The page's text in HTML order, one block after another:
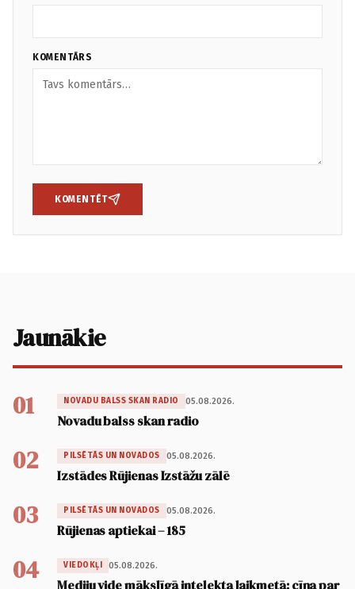
KOMENTĀRS
KOMENTĒT
Jaunākie
01 NOVADU BALSS SKAN RADIO 05.08.2026.
Novadu balss skan radio
02 PILSĒTĀS UN NOVADOS 05.08.2026.
Izstādes Rūjienas Izstāžu zālē
03 PILSĒTĀS UN NOVADOS 05.08.2026.
Rūjienas aptiekai – 185
04 VIEDOKĻI 05.08.2026.
Mediju vide mākslīgā intelekta laikmetā: cīņa par